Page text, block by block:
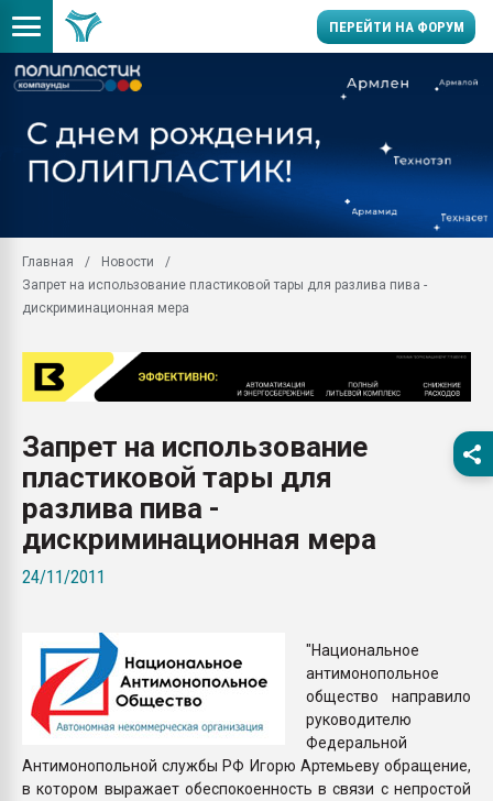
ПЕРЕЙТИ НА ФОРУМ
пластмасс
ситуацией на
Продам отходы
поликарбоната и АБС-
Armaloy PC/ABS-1IM
26.07.2022 "Сибирский
намного дороже
Главная
Новости
Запрет на использование пластиковой тары для разлива пива -
дискриминационная мера
Запрет на использование
пластиковой тары для
разлива пива -
дискриминационная мера
24/11/2011
"Национальное
антимонопольное
общество направило
руководителю
Федеральной
Антимонопольной службы РФ Игорю Артемьеву обращение,
в котором выражает обеспокоенность в связи с непростой